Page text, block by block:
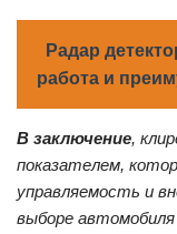
Радар
работа и
В заключение,
показателем,
управляемость и
выборе